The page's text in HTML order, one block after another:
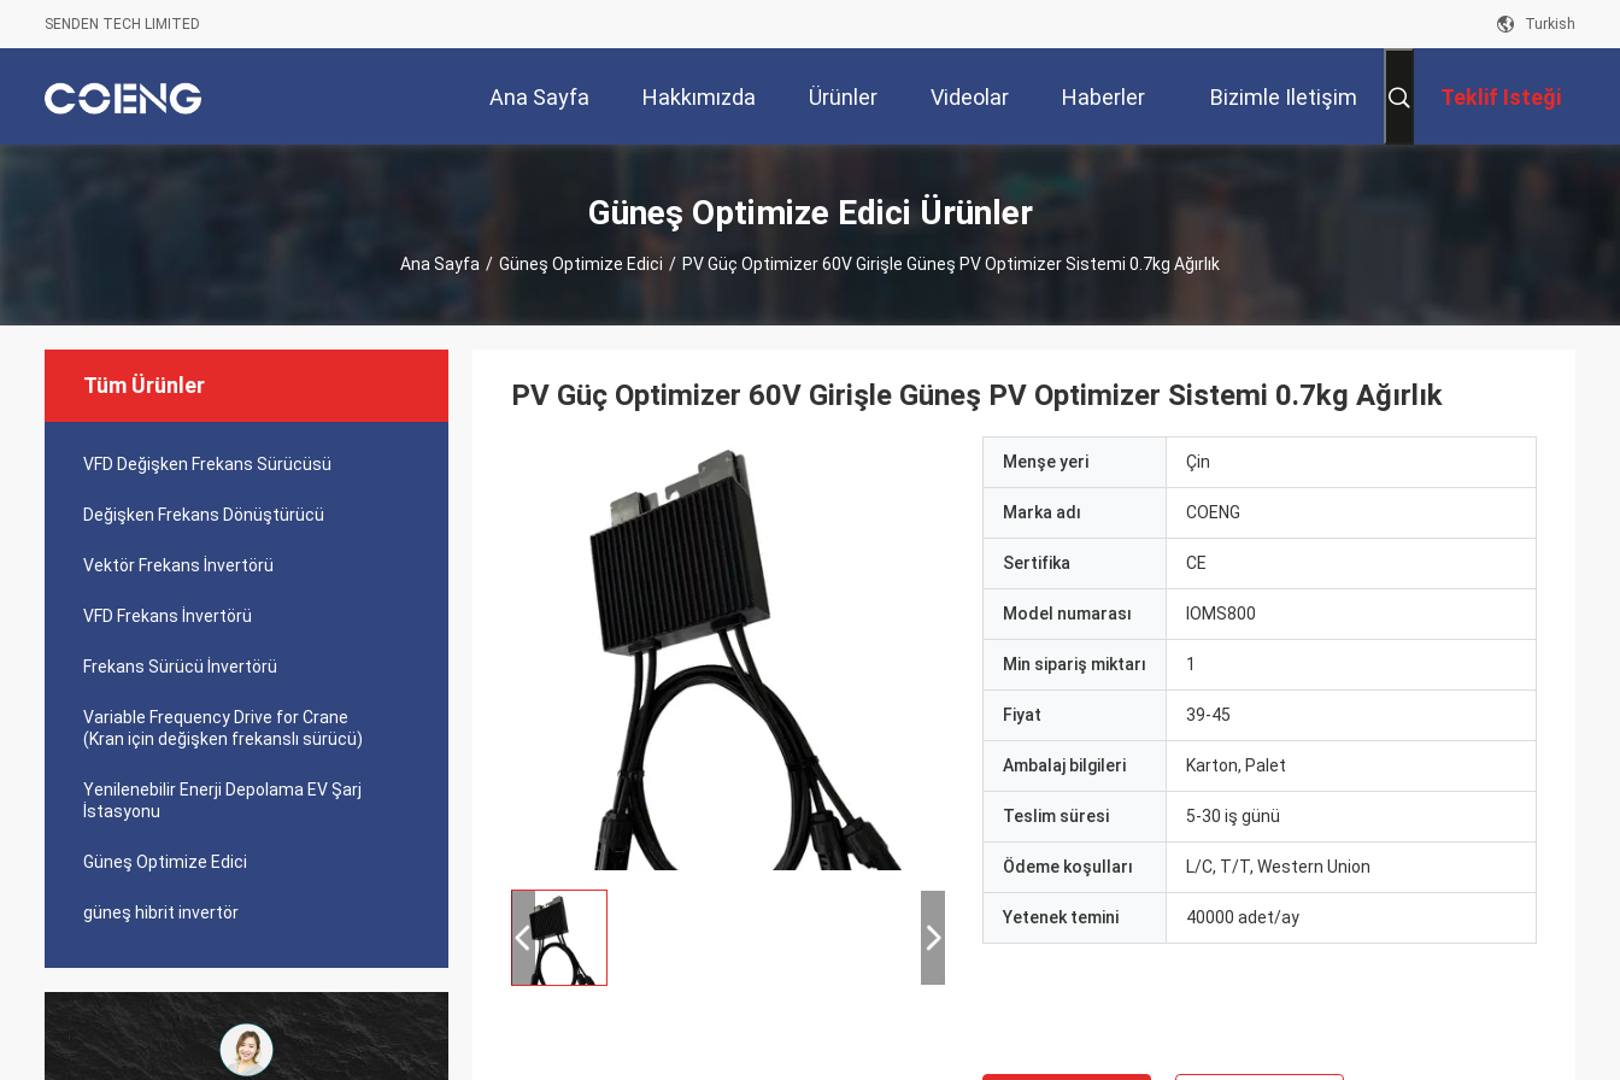
SENDEN TECH LIMITED Turkish
Ana Sayfa Hakkımızda Ürünler Videolar Haberler Bizimle Iletişim Teklif Isteği
Güneş Optimize Edici Ürünler
Ana Sayfa / Güneş Optimize Edici / PV Güç Optimizer 60V Girişle Güneş PV Optimizer Sistemi 0.7kg Ağırlık
Tüm Ürünler
VFD Değişken Frekans Sürücüsü
Değişken Frekans Dönüştürücü
Vektör Frekans İnvertörü
VFD Frekans İnvertörü
Frekans Sürücü İnvertörü
Variable Frequency Drive for Crane
(Kran için değişken frekanslı sürücü)
Yenilenebilir Enerji Depolama EV Şarj
İstasyonu
Güneş Optimize Edici
güneş hibrit invertör
PV Güç Optimizer 60V Girişle Güneş PV Optimizer Sistemi 0.7kg Ağırlık
Menşe yeri Çin
Marka adı COENG
Sertifika CE
Model numarası IOMS800
Min sipariş miktarı 1
Fiyat 39-45
Ambalaj bilgileri Karton, Palet
Teslim süresi 5-30 iş günü
Ödeme koşulları L/C, T/T, Western Union
Yetenek temini 40000 adet/ay